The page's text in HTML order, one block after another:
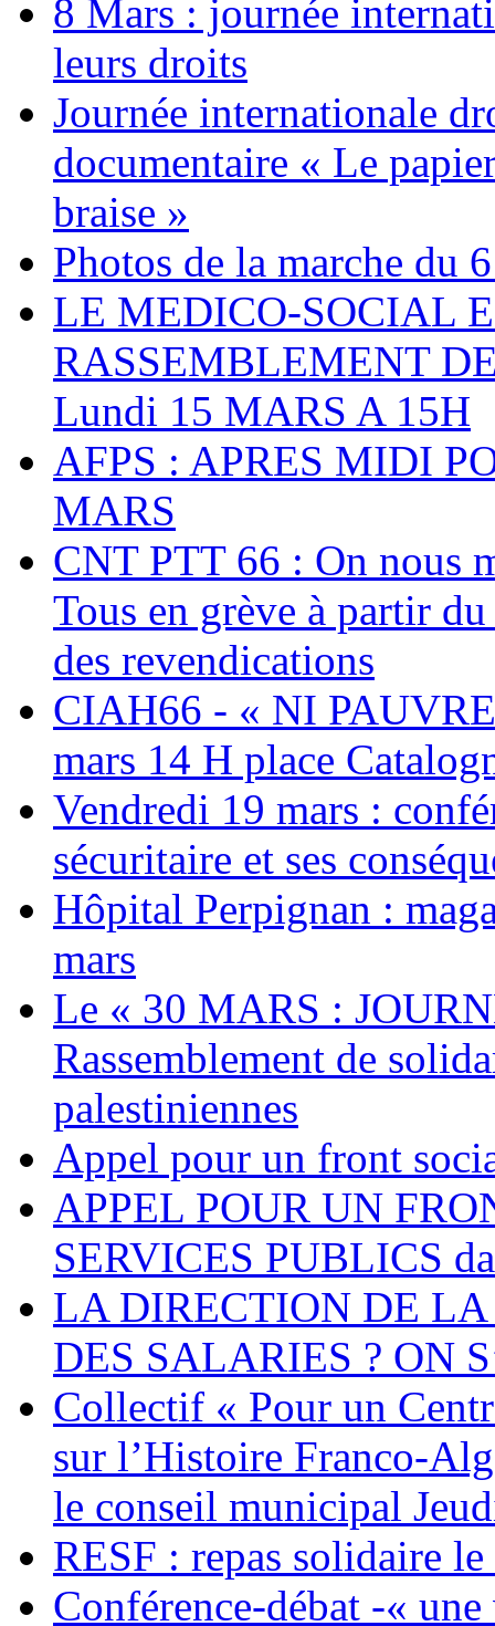
8 Mars : journée
leurs droits
Journée internationale
documentaire « Le
braise »
Photos de la marche du
LE MEDICO-SOCIAL
RASSEMBLEMENT
Lundi 15 MARS A 15H
AFPS : APRES MIDI
MARS
CNT PTT 66 : On nous
Tous en grève à partir
des revendications
CIAH66 - « NI
mars 14 H place
Vendredi 19 mars :
sécuritaire et ses
Hôpital Perpignan :
mars
Le « 30 MARS :
Rassemblement de
palestiniennes
Appel pour un front
APPEL POUR UN
SERVICES PUBLICS
LA DIRECTION DE
DES SALARIES ? ON
Collectif « Pour un
sur l’Histoire Franco-
le conseil municipal
RESF : repas solidaire
Conférence-débat -«